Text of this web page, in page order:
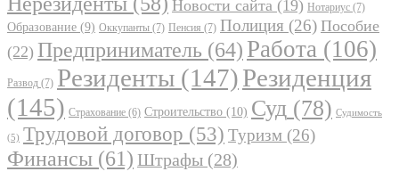
Новости сайта (19) Нотариус (7)
Образование (9) Оккупанты (7) Пенсия (7) Полиция (26) Пособие
(22) Предприниматель (64) Работа (106)
Развод (7) Резиденты (147)Резиденция
(145) Страхование (6) Строительство (10) Суд (78) Судимость
(5) Трудовой договор (53) Туризм (26)
Финансы (61) Штрафы (28)